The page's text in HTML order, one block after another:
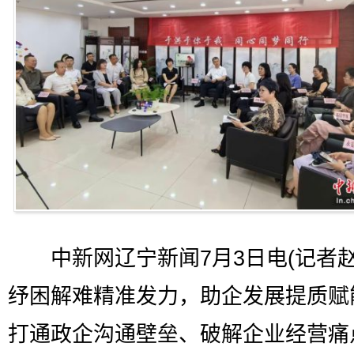
中新网辽宁新闻7月3日电(记者
纾困解难精准发力，助企发展提质
打通政企沟通壁垒、破解企业经营